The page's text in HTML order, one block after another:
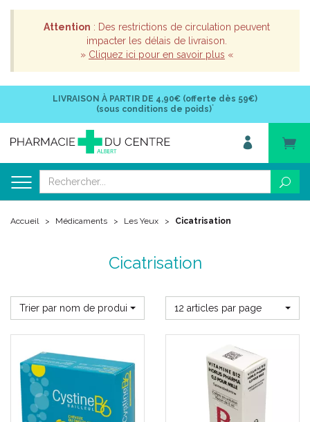
Attention : Des restrictions de circulation peuvent
impacter les délais de livraison.
» Cliquez ici pour en savoir plus «
LIVRAISON À PARTIR DE 4,90€ (offerte dès 59€)
(sous conditions de poids)*
Accueil Médicaments Les Yeux Cicatrisation
Cicatrisation
Trier par nom de produit 12 articles par page